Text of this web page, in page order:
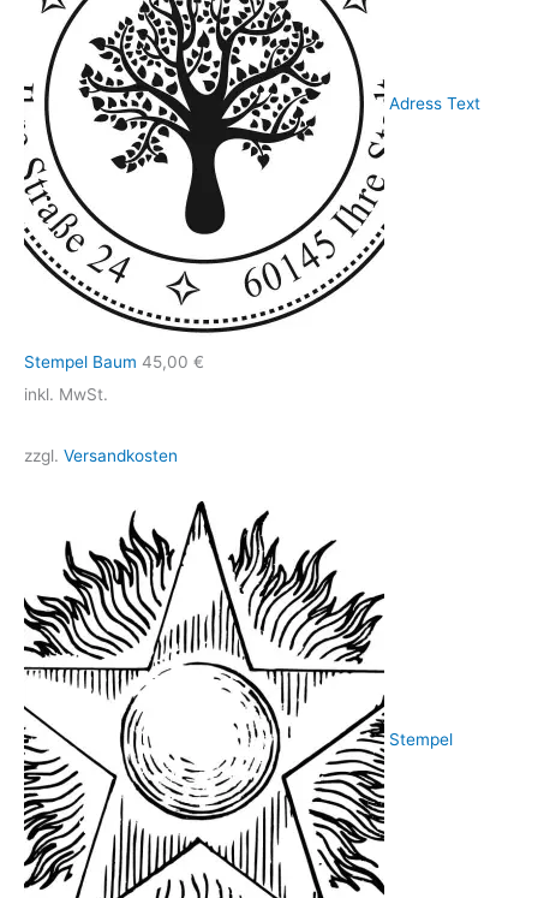
Adress Text
Stempel Baum 45,00 €
inkl. MwSt.
zzgl. Versandkosten
Stempel